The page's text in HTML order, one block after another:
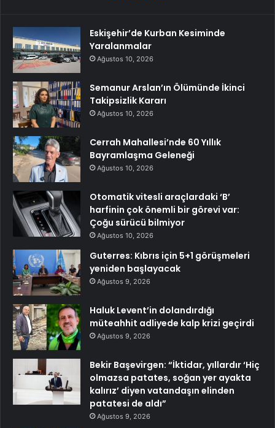
Eskişehir’de Kurban Kesiminde
Yaralanmalar
Ağustos 10, 2026
Semanur Arslan’ın Ölümünde İkinci
Takipsizlik Kararı
Ağustos 10, 2026
Cerrah Mahallesi’nde 60 Yıllık
Bayramlaşma Geleneği
Ağustos 10, 2026
Otomatik vitesli araçlardaki ‘B’
harfinin çok önemli bir görevi var:
Çoğu sürücü bilmiyor
Ağustos 10, 2026
Guterres: Kıbrıs için 5+1 görüşmeleri
yeniden başlayacak
Ağustos 9, 2026
Haluk Levent’in dolandırdığı
müteahhit adliyede kalp krizi geçirdi
Ağustos 9, 2026
Bekir Başevirgen: “İktidar, yıllardır ‘Hiç
olmazsa patates, soğan yer ayakta
kalırız’ diyen vatandaşın elinden
patatesi de aldı”
Ağustos 9, 2026